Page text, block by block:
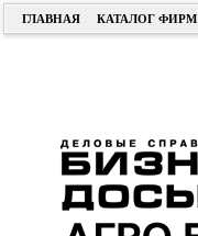
ГЛАВНАЯ КАТАЛОГ ФИРМ